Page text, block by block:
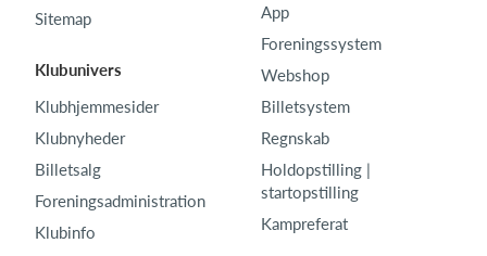
Sitemap
Klubunivers
Klubhjemmesider
Klubnyheder
Billetsalg
Foreningsadministration
Klubinfo
App
Foreningssystem
Webshop
Billetsystem
Regnskab
Holdopstilling |
startopstilling
Kampreferat